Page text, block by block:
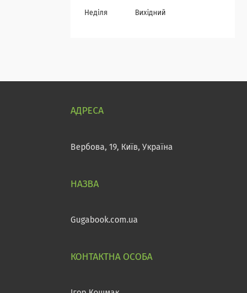
Неділя Вихідний
Вербова, 19, Київ, Україна
Gugabook.com.ua